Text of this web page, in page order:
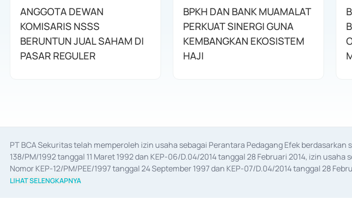
ANGGOTA DEWAN
KOMISARIS NSSS
BERUNTUN JUAL SAHAM DI
PASAR REGULER
BPKH DAN BANK MUAMALAT
PERKUAT SINERGI GUNA
KEMBANGKAN EKOSISTEM
HAJI
PT BCA Sekuritas telah memperoleh izin usaha sebagai Perantara Pedagang Efek
138/PM/1992 tanggal 11 Maret 1992 dan KEP-06/D.04/2014 tanggal 28 Februari 2014, izin
Nomor KEP-12/PM/PEE/1997 tanggal 24 September 1997 dan KEP-07/D.04/2014 tanggal 28
merger, akuisisi, divestasi, dan
LIHAT SELENGKAPNYA